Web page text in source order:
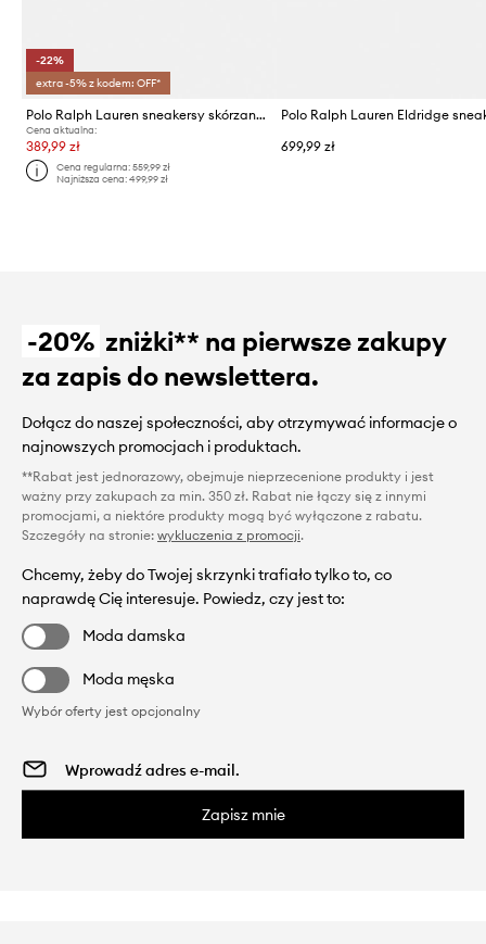
-22%
extra -5% z kodem: OFF*
Polo Ralph Lauren sneakersy skórzane Hrt Crt II
Cena aktualna:
389,99 zł
Cena regularna:559,99 zł
Najniższa cena:499,99 zł
699,99 zł
-20% zniżki** na pierwsze zakupy
za zapis do newslettera.
Dołącz do naszej społeczności, aby otrzymywać informacje o
najnowszych promocjach i produktach.
**Rabat jest jednorazowy, obejmuje nieprzecenione produkty i jest
ważny przy zakupach za min. 350 zł. Rabat nie łączy się z innymi
promocjami, a niektóre produkty mogą być wyłączone z rabatu.
Szczegóły na stronie: wykluczenia z promocji.
Chcemy, żeby do Twojej skrzynki trafiało tylko to, co
naprawdę Cię interesuje. Powiedz, czy jest to:
Moda damska
Moda męska
Wybór oferty jest opcjonalny
Zapisz mnie